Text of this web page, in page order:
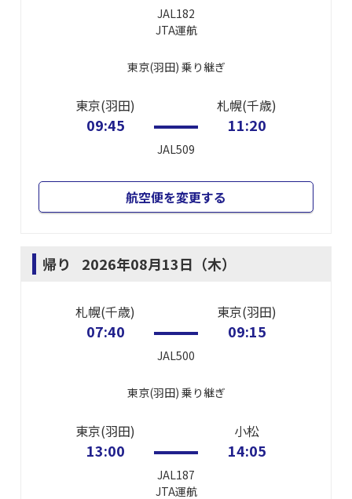
JAL182
JTA運航
東京(羽田) 乗り継ぎ
東京(羽田)
09:45
JAL509
札幌(千歳)
11:20
航空便を変更する
帰り 2026年08月13日（木）
札幌(千歳)
07:40
JAL500
東京(羽田)
09:15
東京(羽田) 乗り継ぎ
東京(羽田)
13:00
JAL187
JTA運航
小松
14:05